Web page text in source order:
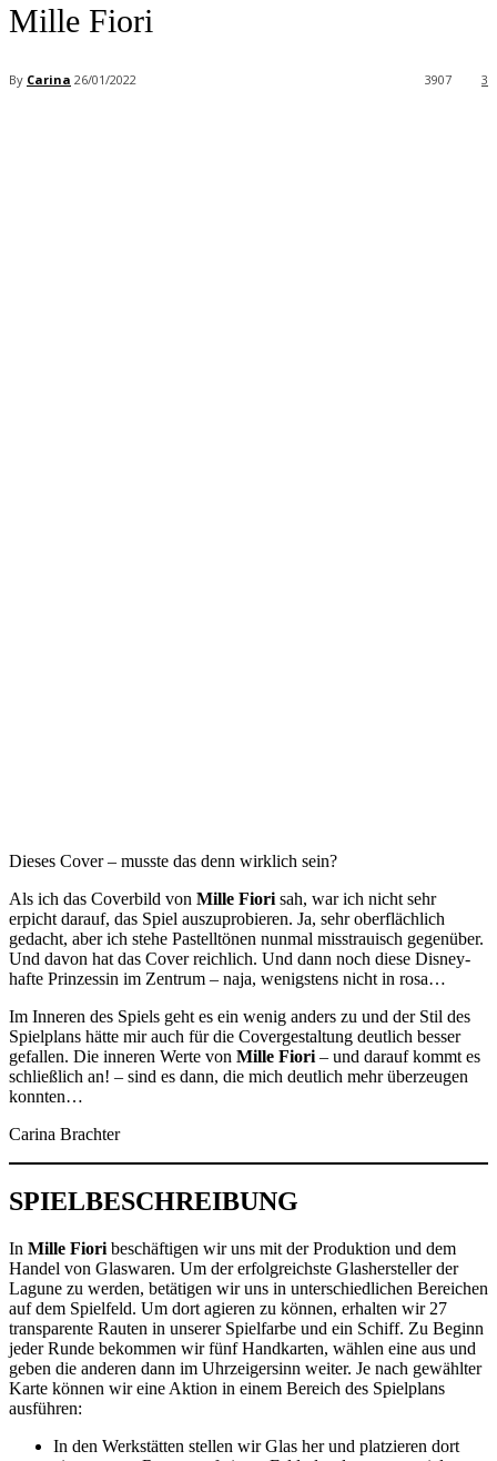
Mille Fiori
By Carina 26/01/2022 3
3907
Dieses Cover – musste das denn wirklich sein?
Als ich das Coverbild von Mille Fiori sah, war ich nicht sehr
erpicht darauf, das Spiel auszuprobieren. Ja, sehr oberflächlich
gedacht, aber ich stehe Pastelltönen nunmal misstrauisch gegenüber.
Und davon hat das Cover reichlich. Und dann noch diese Disney-
hafte Prinzessin im Zentrum – naja, wenigstens nicht in rosa…
Im Inneren des Spiels geht es ein wenig anders zu und der Stil des
Spielplans hätte mir auch für die Covergestaltung deutlich besser
gefallen. Die inneren Werte von Mille Fiori – und darauf kommt es
schließlich an! – sind es dann, die mich deutlich mehr überzeugen
konnten…
Carina Brachter
SPIELBESCHREIBUNG
In Mille Fiori beschäftigen wir uns mit der Produktion und dem
Handel von Glaswaren. Um der erfolgreichste Glashersteller der
Lagune zu werden, betätigen wir uns in unterschiedlichen Bereichen
auf dem Spielfeld. Um dort agieren zu können, erhalten wir 27
transparente Rauten in unserer Spielfarbe und ein Schiff. Zu Beginn
jeder Runde bekommen wir fünf Handkarten, wählen eine aus und
geben die anderen dann im Uhrzeigersinn weiter. Je nach gewählter
Karte können wir eine Aktion in einem Bereich des Spielplans
ausführen:
In den Werkstätten stellen wir Glas her und platzieren dort